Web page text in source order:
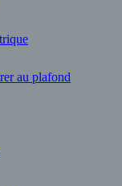
au plafond